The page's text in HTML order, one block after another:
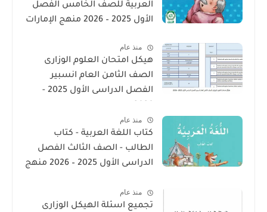
العربية للصف الخامس الفصل
الأول 2025 – 2026 منهج الإمارات
منذ عام
هيكل امتحان العلوم الوزارى
الصف الثامن العام انسبير
الفصل الدراسى الأول 2025 -
منذ عام
كتاب اللغة العربية - كتاب
الطالب - الصف الثالث الفصل
الدراسى الأول 2025 – 2026 منهج
منذ عام
تجميع اسئلة الهيكل الوزارى